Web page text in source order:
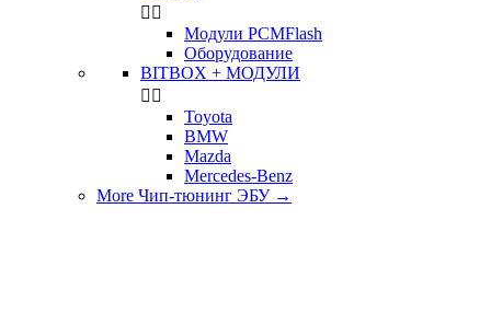
 
Модули PCMFlash
Оборудование
BITBOX + МОДУЛИ
 
Toyota
BMW
Mazda
Mercedes-Benz
More Чип-тюнинг ЭБУ →